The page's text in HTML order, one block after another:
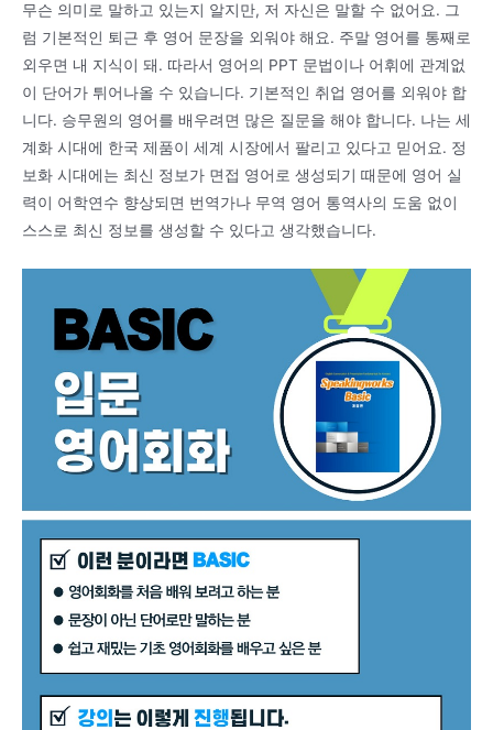
무슨 의미로 말하고 있는지 알지만, 저 자신은 말할 수 없어요. 그
럼 기본적인 퇴근 후 영어 문장을 외워야 해요. 주말 영어를 통째로
외우면 내 지식이 돼. 따라서 영어의 PPT 문법이나 어휘에 관계없
이 단어가 튀어나올 수 있습니다. 기본적인 취업 영어를 외워야 합
니다. 승무원의 영어를 배우려면 많은 질문을 해야 합니다. 나는 세
계화 시대에 한국 제품이 세계 시장에서 팔리고 있다고 믿어요. 정
보화 시대에는 최신 정보가 면접 영어로 생성되기 때문에 영어 실
력이 어학연수 향상되면 번역가나 무역 영어 통역사의 도움 없이
스스로 최신 정보를 생성할 수 있다고 생각했습니다.